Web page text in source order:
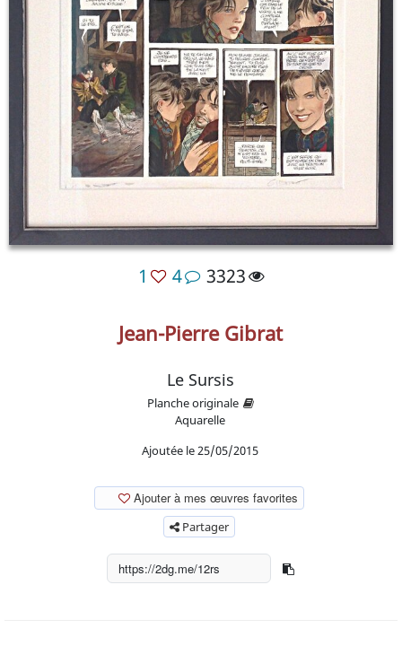
1 4 3323
Jean-Pierre Gibrat
Le Sursis
Planche originale
Aquarelle
Ajoutée le 25/05/2015
Ajouter à mes œuvres favorites
Partager